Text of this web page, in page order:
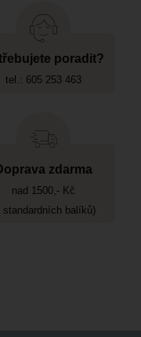
poradit?
tel.: 605 253 463
zdarma
nad 1500,- Kč
standardních balíků)